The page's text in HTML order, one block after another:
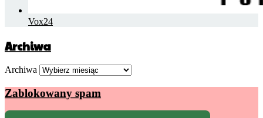
Vox24
Archiwa
Archiwa
Zablokowany spam